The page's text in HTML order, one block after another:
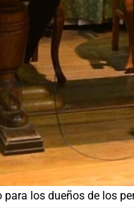
los dueños de los